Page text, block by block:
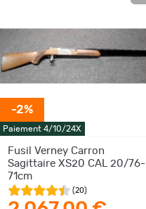
-2%
Paiement 4/10/24X
Fusil Verney Carron
Sagittaire XS20 CAL 20/76-
71cm
(20)